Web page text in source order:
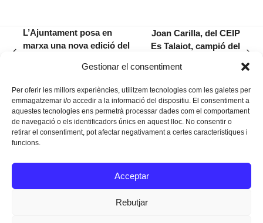
Gestionar el consentiment
Per oferir les millors experiències, utilitzem tecnologies com les galetes per
emmagatzemar i/o accedir a la informació del dispositiu. El consentiment a
aquestes tecnologies ens permetrà processar dades com el comportament
de navegació o els identificadors únics en aquest lloc. No consentir o
retirar el consentiment, pot afectar negativament a certes característiques i
funcions.
Acceptar
Rebutjar
L’Ajuntament posa en
marxa una nova edició del
post:
Joan Carilla, del CEIP
Es Talaiot, campió del
Instagram
Facebook
Twitter
Texts Legals